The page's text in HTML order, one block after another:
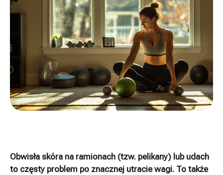
Obwisła skóra na ramionach (tzw. pelikany) lub udach
to częsty problem po znacznej utracie wagi. To także